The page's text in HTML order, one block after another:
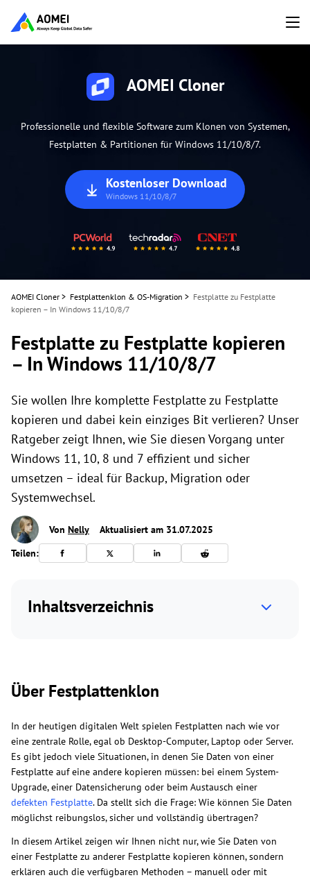
AOMEI Cloner
Professionelle und flexible Software zum Klonen von Systemen,
Festplatten & Partitionen für Windows 11/10/8/7.
Kostenloser Download
Windows 11/10/8/7
AOMEI Cloner > Festplattenklon & OS-Migration > Festplatte zu Festplatte
kopieren – In Windows 11/10/8/7
Festplatte zu Festplatte kopieren
– In Windows 11/10/8/7
Sie wollen Ihre komplette Festplatte zu Festplatte
kopieren und dabei kein einziges Bit verlieren? Unser
Ratgeber zeigt Ihnen, wie Sie diesen Vorgang unter
Windows 11, 10, 8 und 7 effizient und sicher
umsetzen – ideal für Backup, Migration oder
Systemwechsel.
Von Nelly
Aktualisiert am 31.07.2025
Teilen:
Inhaltsverzeichnis
Über Festplattenklon
In der heutigen digitalen Welt spielen Festplatten nach wie vor
eine zentrale Rolle, egal ob Desktop-Computer, Laptop oder Server.
Es gibt jedoch viele Situationen, in denen Sie Daten von einer
Festplatte auf eine andere kopieren müssen: bei einem System-
Upgrade, einer Datensicherung oder beim Austausch einer
defekten Festplatte. Da stellt sich die Frage: Wie können Sie Daten
möglichst reibungslos, sicher und vollständig übertragen?
In diesem Artikel zeigen wir Ihnen nicht nur, wie Sie Daten von
einer Festplatte zu anderer Festplatte kopieren können, sondern
erklären auch die verfügbaren Methoden – manuell oder mit